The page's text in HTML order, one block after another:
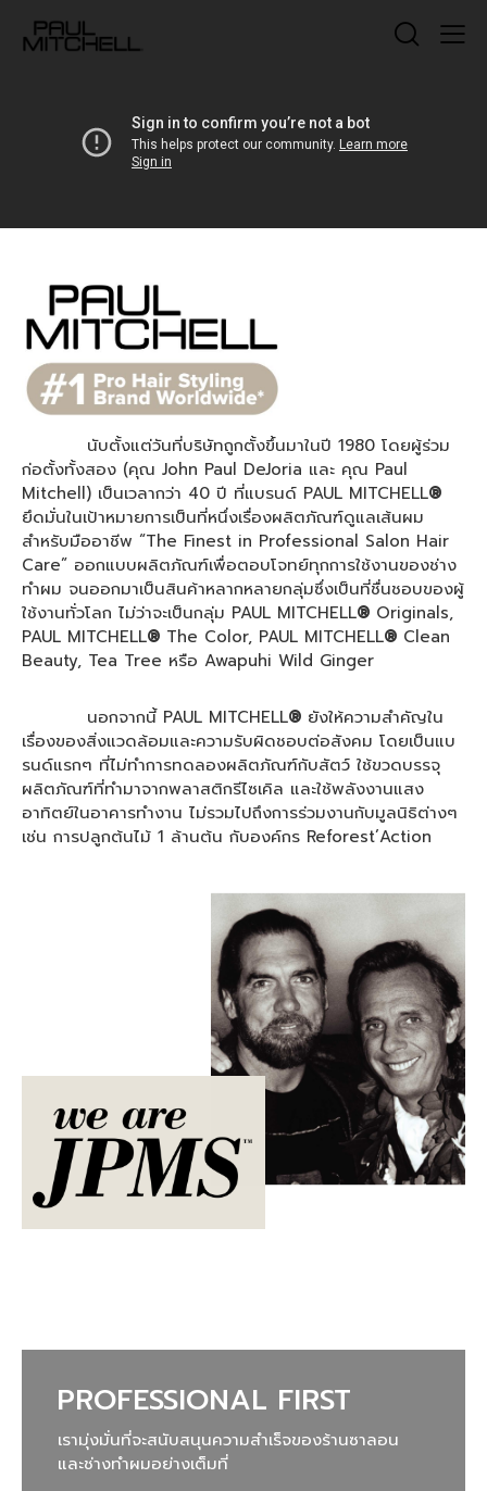
นับตั้งแต่วันที่บริษัทถูกตั้งขึ้นมาในปี 1980 โดยผู้ร่วม
ก่อตั้งทั้งสอง (คุณ John Paul DeJoria และ คุณ Paul
Mitchell) เป็นเวลากว่า 40 ปี ที่แบรนด์ PAUL MITCHELL®
ยึดมั่นในเป้าหมายการเป็นที่หนึ่งเรื่องผลิตภัณฑ์ดูแลเส้นผม
สำหรับมืออาชีพ “The Finest in Professional Salon Hair
Care” ออกแบบผลิตภัณฑ์เพื่อตอบโจทย์ทุกการใช้งานของช่าง
ทำผม จนออกมาเป็นสินค้าหลากหลายกลุ่มซึ่งเป็นที่ชื่นชอบของผู้
ใช้งานทั่วโลก ไม่ว่าจะเป็นกลุ่ม PAUL MITCHELL® Originals,
PAUL MITCHELL® The Color, PAUL MITCHELL® Clean
Beauty, Tea Tree หรือ Awapuhi Wild Ginger
นอกจากนี้ PAUL MITCHELL® ยังให้ความสำคัญใน
เรื่องของสิ่งแวดล้อมและความรับผิดชอบต่อสังคม โดยเป็นแบ
รนด์แรกๆ ที่ไม่ทำการทดลองผลิตภัณฑ์กับสัตว์ ใช้ขวดบรรจุ
ผลิตภัณฑ์ที่ทำมาจากพลาสติกรีไซเคิล และใช้พลังงานแสง
อาทิตย์ในอาคารทำงาน ไม่รวมไปถึงการร่วมงานกับมูลนิธิต่างๆ
เช่น การปลูกต้นไม้ 1 ล้านต้น กับองค์กร Reforest’Action
PROFESSIONAL FIRST
เรามุ่งมั่นที่จะสนับสนุนความสำเร็จของร้านซาลอน
และช่างทำผมอย่างเต็มที่